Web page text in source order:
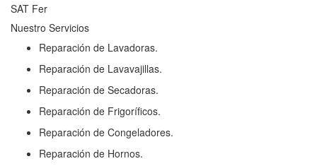
SAT Fer
Nuestro Servicios
Reparación de Lavadoras.
Reparación de Lavavajillas.
Reparación de Secadoras.
Reparación de Frigoríficos.
Reparación de Congeladores.
Reparación de Hornos.